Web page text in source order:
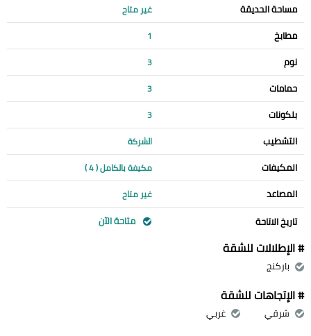
مساحة الحديقة غير متاح
مطابخ 1
نوم 3
حمامات 3
بلكونات 3
التشطيب الشركة
المكيفات مكيفة بالكامل ( 4 )
المصاعد غير متاح
تاريخ الاتاحة متاحة الآن
# الإطلالات للشقة
باركنج
# الإتجاهات للشقة
شرقي غربي